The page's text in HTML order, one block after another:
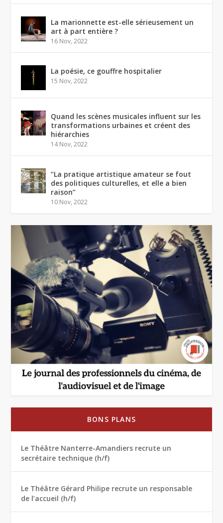
La marionnette est-elle sérieusement un
art à part entière ?
16 Nov, 2022
La poésie, ce gouffre hospitalier
15 Nov, 2022
Quand les scènes musicales influent sur les
transformations urbaines et créent des
hiérarchies
14 Nov, 2022
“La pratique artistique amateur se fout
des politiques culturelles, et elle a bien
raison”
10 Nov, 2022
BONS PLANS
Le Théâtre Nanterre-Amandiers recrute un
secrétaire technique (h/f)
Le Théâtre Gérard Philipe recrute un responsable
de l’accueil (h/f)